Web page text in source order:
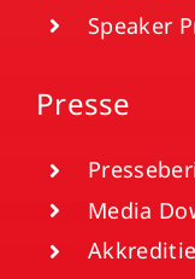
Speaker
Presse
Media